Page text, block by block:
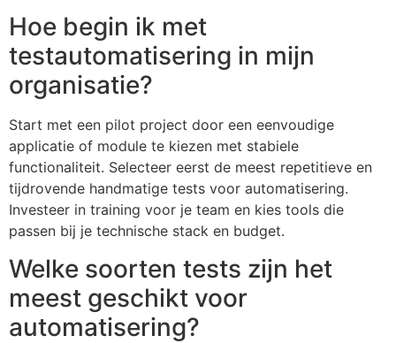
Hoe begin ik met
testautomatisering in mijn
organisatie?
Start met een pilot project door een eenvoudige
applicatie of module te kiezen met stabiele
functionaliteit. Selecteer eerst de meest repetitieve en
tijdrovende handmatige tests voor automatisering.
Investeer in training voor je team en kies tools die
passen bij je technische stack en budget.
Welke soorten tests zijn het
meest geschikt voor
automatisering?